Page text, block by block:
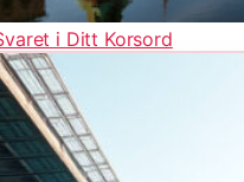
i Ditt Korsord